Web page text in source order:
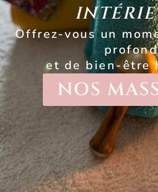
Offrez-vous un
et de bien-être
NOS